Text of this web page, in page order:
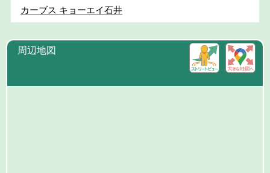
カーブス キョーエイ石井
周辺地図